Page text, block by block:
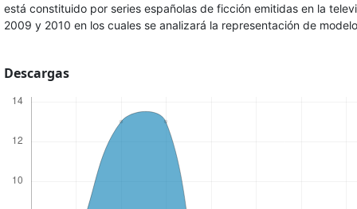
está constituido por series españolas de ficción emitidas en la
2009 y 2010 en los cuales se analizará la representación de
Descargas